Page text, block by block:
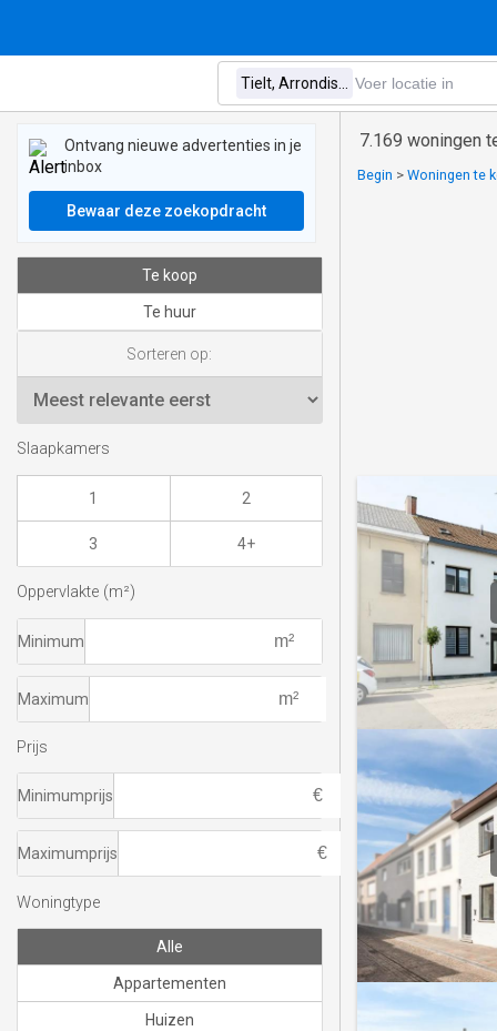
7.169 woningen
Begin > Woningen te
Ontvang nieuwe advertenties in je
inbox
Bewaar deze zoekopdracht
Te koop
Te huur
Sorteren op:
Slaapkamers
1 2
3 4+
Oppervlakte (m²)
Minimum
Maximum
Prijs
Minimumprijs
Maximumprijs
Woningtype
Alle
Appartementen
Huizen